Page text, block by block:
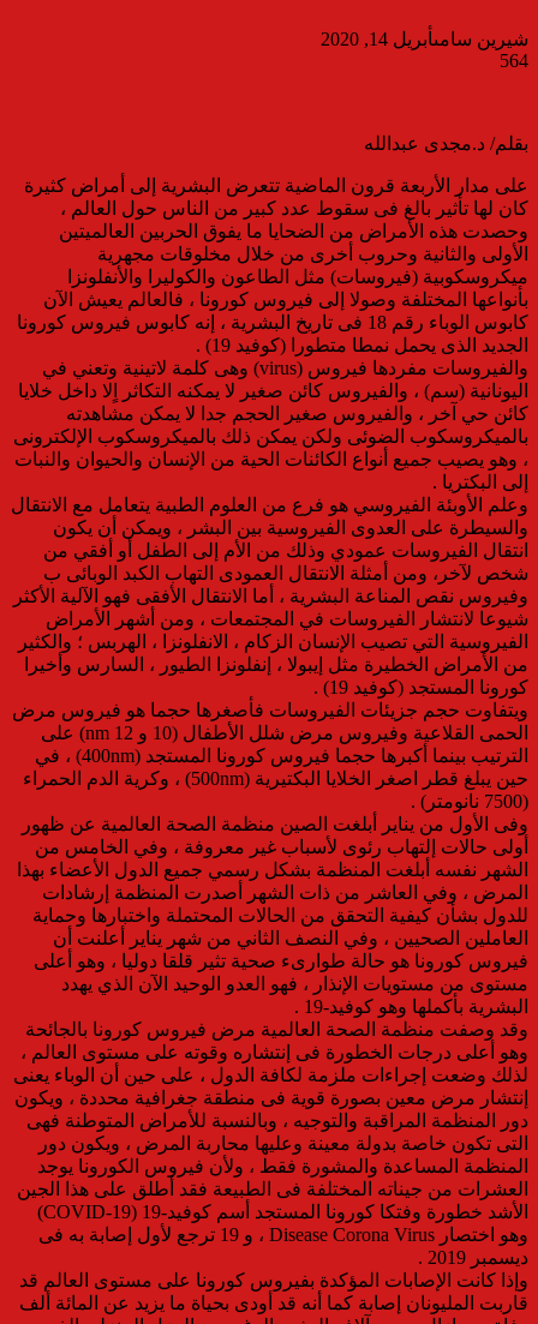
شيرين سامىأبريل 14, 2020
564
بقلم/ د.مجدى عبدالله
على مدار الأربعة قرون الماضية تتعرض البشرية إلى أمراض كثيرة
كان لها تأثير بالغ فى سقوط عدد كبير من الناس حول العالم ،
وحصدت هذه الأمراض من الضحايا ما يفوق الحربين العالميتين
الأولى والثانية وحروب أخرى من خلال مخلوقات مجهرية
ميكروسكوبية (فيروسات) مثل الطاعون والكوليرا والأنفلونزا
بأنواعها المختلفة وصولا إلى فيروس كورونا ، فالعالم يعيش الآن
كابوس الوباء رقم 18 فى تاريخ البشرية ، إنه كابوس فيروس كورونا
الجديد الذى يحمل نمطا متطورا (كوفيد 19) .
والفيروسات مفردها فيروس (virus) وهى كلمة لاتينية وتعني في
اليونانية (سم) ، والفيروس كائن صغير لا يمكنه التكاثر اٍلا داخل خلايا
كائن حي آخر ، والفيروس صغير الحجم جدا لا يمكن مشاهدته
بالميكروسكوب الضوئى ولكن يمكن ذلك بالميكروسكوب الإلكترونى
، وهو يصيب جميع أنواع الكائنات الحية من الإنسان والحيوان والنبات
إلى البكتريا .
وعلم الأوبئة الفيروسي هو فرع من العلوم الطبية يتعامل مع الانتقال
والسيطرة على العدوى الفيروسية بين البشر ، ويمكن أن يكون
انتقال الفيروسات عمودي وذلك من الأم إلى الطفل أو أفقي من
شخص لآخر، ومن أمثلة الانتقال العمودى التهاب الكبد الوبائى ب
وفيروس نقص المناعة البشرية ، أما الانتقال الأفقى فهو الآلية الأكثر
شيوعا لانتشار الفيروسات في المجتمعات ، ومن أشهر الأمراض
الفيروسية التي تصيب الإنسان الزكام ، الانفلونزا ، الهربس ؛ والكثير
من الأمراض الخطيرة مثل إيبولا ، إنفلونزا الطيور ، السارس وأخيرا
كورونا المستجد (كوفيد 19) .
ويتفاوت حجم جزيئات الفيروسات فأصغرها حجما هو فيروس مرض
الحمى القلاعية وفيروس مرض شلل الأطفال (10 و 12 nm) على
الترتيب بينما أكبرها حجما فيروس كورونا المستجد (400nm) ، في
حين يبلغ قطر اصغر الخلايا البكتيرية (500nm) ، وكرية الدم الحمراء
(7500 نانومتر) .
وفى الأول من يناير أبلغت الصين منظمة الصحة العالمية عن ظهور
أولى حالات إلتهاب رئوى لأسباب غير معروفة ، وفي الخامس من
الشهر نفسه أبلغت المنظمة بشكل رسمي جميع الدول الأعضاء بهذا
المرض ، وفي العاشر من ذات الشهر أصدرت المنظمة إرشادات
للدول بشأن كيفية التحقق من الحالات المحتملة واختبارها وحماية
العاملين الصحيين ، وفي النصف الثاني من شهر يناير أعلنت أن
فيروس كورونا هو حالة طوارىء صحية تثير قلقا دوليا ، وهو أعلى
مستوى من مستويات الإنذار ، فهو العدو الوحيد الآن الذي يهدد
البشرية بأكملها وهو كوفيد-19 .
وقد وصفت منظمة الصحة العالمية مرض فيروس كورونا بالجائحة
وهو أعلى درجات الخطورة فى إنتشاره وقوته على مستوى العالم ،
لذلك وضعت إجراءات ملزمة لكافة الدول ، على حين أن الوباء يعنى
إنتشار مرض معين بصورة قوية فى منطقة جغرافية محددة ، ويكون
دور المنظمة المراقبة والتوجيه ، وبالنسبة للأمراض المتوطنة فهى
التى تكون خاصة بدولة معينة وعليها محاربة المرض ، ويكون دور
المنظمة المساعدة والمشورة فقط ، ولأن فيروس الكورونا يوجد
العشرات من جيناته المختلفة فى الطبيعة فقد أطلق على هذا الجين
الأشد خطورة وفتكا كورونا المستجد أسم كوفيد-19 (COVID-19)
وهو اختصار Disease Corona Virus ، و 19 ترجع لأول إصابة به فى
ديسمبر 2019 .
وإذا كانت الإصابات المؤكدة بفيروس كورونا على مستوى العالم قد
قاربت المليونان إصابة كما أنه قد أودى بحياة ما يزيد عن المائة ألف